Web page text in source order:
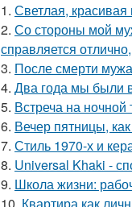
1. Светлая, красивая
2. Со стороны мой
справляется
3. После смерти
4. Два года мы были
5. Встреча на ночной
6. Вечер пятницы,
7. Стиль 1970-х и
8. Universal Khaki -
9. Школа жизни: